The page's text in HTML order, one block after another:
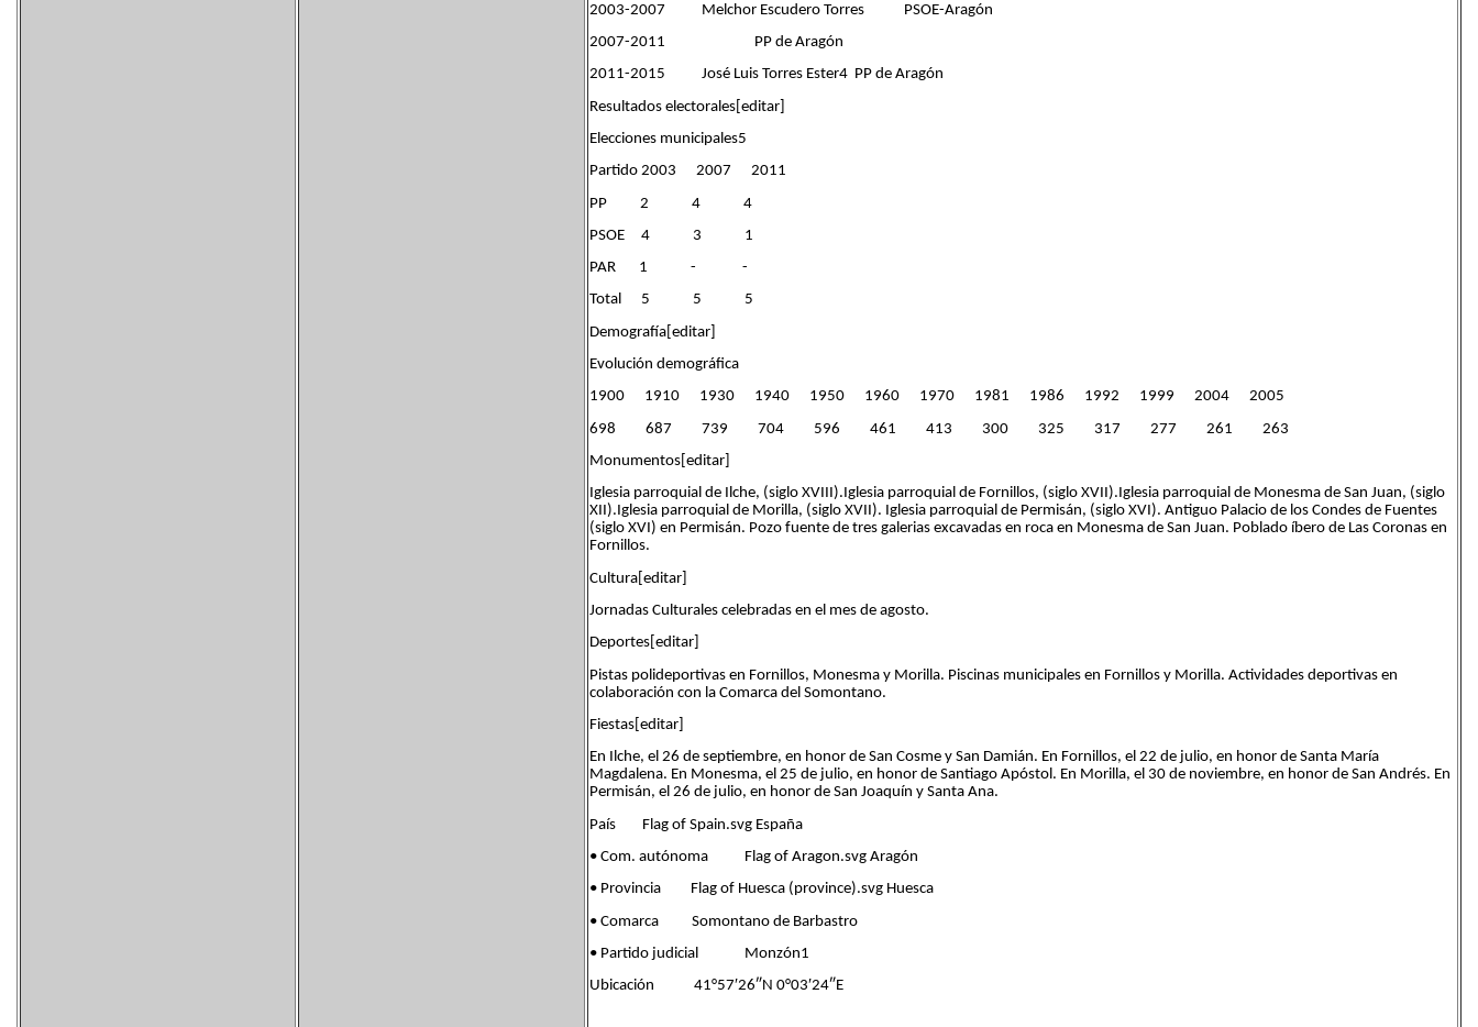
2003-2007 Melchor Escudero Torres PSOE-Aragón
2007-2011 PP de Aragón
2011-2015 José Luis Torres Ester4 PP de Aragón
Resultados electorales[editar]
Elecciones municipales5
Partido 2003 2007 2011
PP 2 4 4
PSOE 4 3 1
PAR 1 - -
Total 5 5 5
Demografía[editar]
Evolución demográfica
1900 1910 1930 1940 1950 1960 1970 1981 1986 1992 1999 2004 2005
698 687 739 704 596 461 413 300 325 317 277 261 263
Monumentos[editar]
Iglesia parroquial de Ilche, (siglo XVIII).Iglesia parroquial de Fornillos, (siglo XVII).Iglesia parroquial de Monesma de San Juan, (siglo
XII).Iglesia parroquial de Morilla, (siglo XVII). Iglesia parroquial de Permisán, (siglo XVI). Antiguo Palacio de los Condes de Fuentes
(siglo XVI) en Permisán. Pozo fuente de tres galerias excavadas en roca en Monesma de San Juan. Poblado íbero de Las Coronas en
Fornillos.
Cultura[editar]
Jornadas Culturales celebradas en el mes de agosto.
Deportes[editar]
Pistas polideportivas en Fornillos, Monesma y Morilla. Piscinas municipales en Fornillos y Morilla. Actividades deportivas en
colaboración con la Comarca del Somontano.
Fiestas[editar]
En Ilche, el 26 de septiembre, en honor de San Cosme y San Damián. En Fornillos, el 22 de julio, en honor de Santa María
Magdalena. En Monesma, el 25 de julio, en honor de Santiago Apóstol. En Morilla, el 30 de noviembre, en honor de San Andrés. En
Permisán, el 26 de julio, en honor de San Joaquín y Santa Ana.
País Flag of Spain.svg España
• Com. autónoma Flag of Aragon.svg Aragón
• Provincia Flag of Huesca (province).svg Huesca
• Comarca Somontano de Barbastro
• Partido judicial Monzón1
Ubicación 41°57′26″N 0°03′24″E